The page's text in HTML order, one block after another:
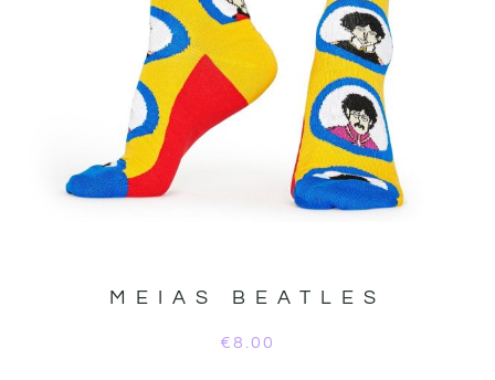
MEIAS BEATLES
€8.00